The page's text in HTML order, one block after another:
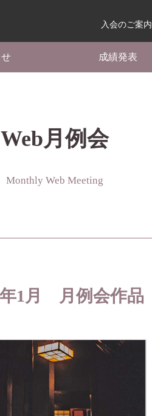
入会のご案内
成績発表
Web月例会
Monthly Web Meeting
年1月 月例会作品